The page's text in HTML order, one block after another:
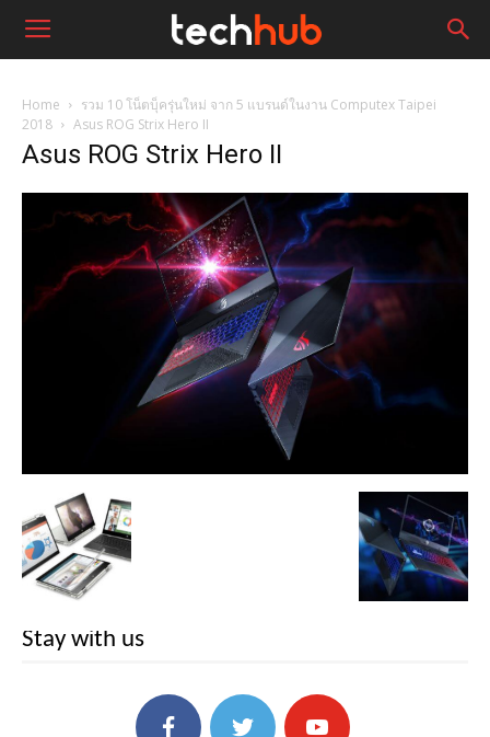
Home
รวม 10 โน็ตบุ็ครุ่นใหม่ จาก 5 แบรนด์ในงาน Computex Taipei
2018
Asus ROG Strix Hero II
Asus ROG Strix Hero II
Stay with us